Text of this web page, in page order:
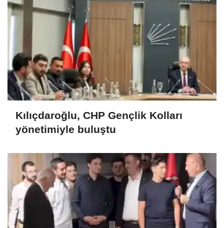
Kılıçdaroğlu, CHP Gençlik Kolları
yönetimiyle buluştu